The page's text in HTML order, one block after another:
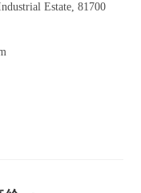
Estate, 81700